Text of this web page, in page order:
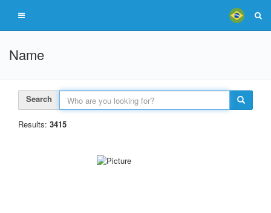
Name
Search
Results: 3415